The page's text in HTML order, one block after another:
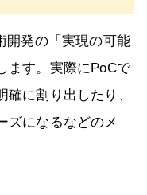
開発の「実現の可能
ます。実際にPoCで
に割り出したり、
ズになるなどのメ